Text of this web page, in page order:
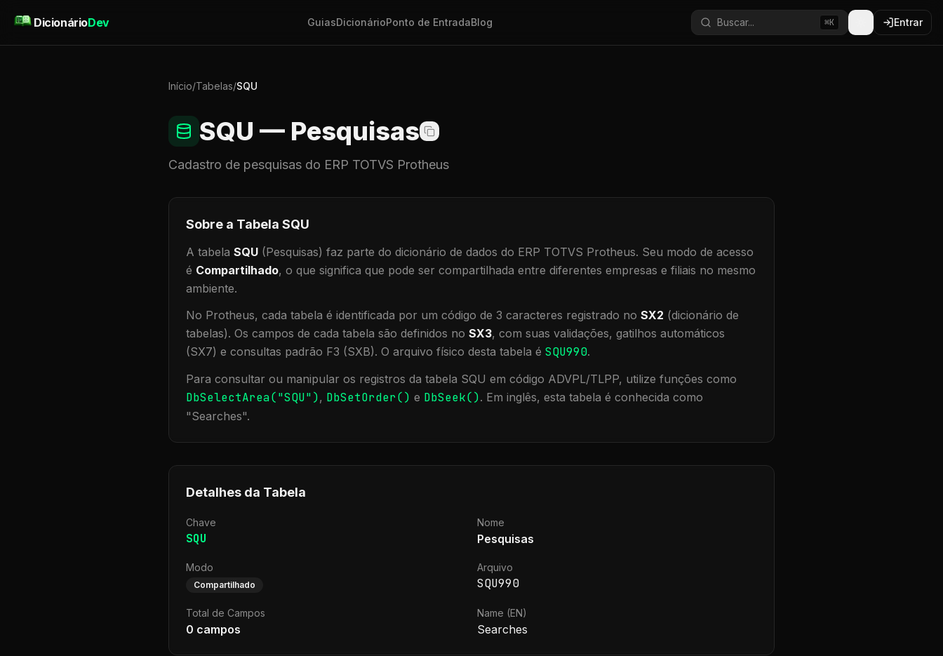
DicionárioDev GuiasDicionárioPonto de EntradaBlog Buscar... ⌘K Entrar
Início/Tabelas/SQU
SQU — Pesquisas
Cadastro de pesquisas do ERP TOTVS Protheus
Sobre a Tabela SQU
A tabela SQU (Pesquisas) faz parte do dicionário de dados do ERP TOTVS Protheus. Seu modo de acesso
é Compartilhado, o que significa que pode ser compartilhada entre diferentes empresas e filiais no mesmo
ambiente.
No Protheus, cada tabela é identificada por um código de 3 caracteres registrado no SX2 (dicionário de
tabelas). Os campos de cada tabela são definidos no SX3, com suas validações, gatilhos automáticos
(SX7) e consultas padrão F3 (SXB). O arquivo físico desta tabela é SQU990.
Para consultar ou manipular os registros da tabela SQU em código ADVPL/TLPP, utilize funções como
DbSelectArea("SQU"), DbSetOrder() e DbSeek(). Em inglês, esta tabela é conhecida como
"Searches".
Detalhes da Tabela
Chave
SQU
Nome
Pesquisas
Modo
Compartilhado
Arquivo
SQU990
Total de Campos
0 campos
Name (EN)
Searches